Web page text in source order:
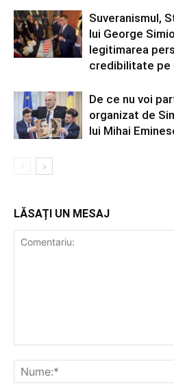
Suveranismul,
lui George
legitimarea
credibilitate pe
De ce nu voi
organizat de
lui Mihai
LĂSAȚI UN MESAJ